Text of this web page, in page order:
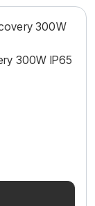
300W IP65